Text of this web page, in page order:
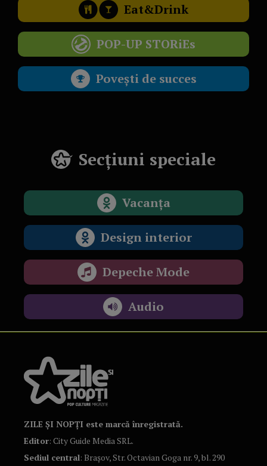
Eat&Drink
POP-UP STORiEs
Povești de succes
Secțiuni speciale
Vacanța
Design interior
Depeche Mode
Audio
ZILE ȘI NOPȚI este marcă înregistrată.
Editor: City Guide Media SRL.
Sediul central: Brașov, Str. Octavian Goga nr. 9, bl. 290